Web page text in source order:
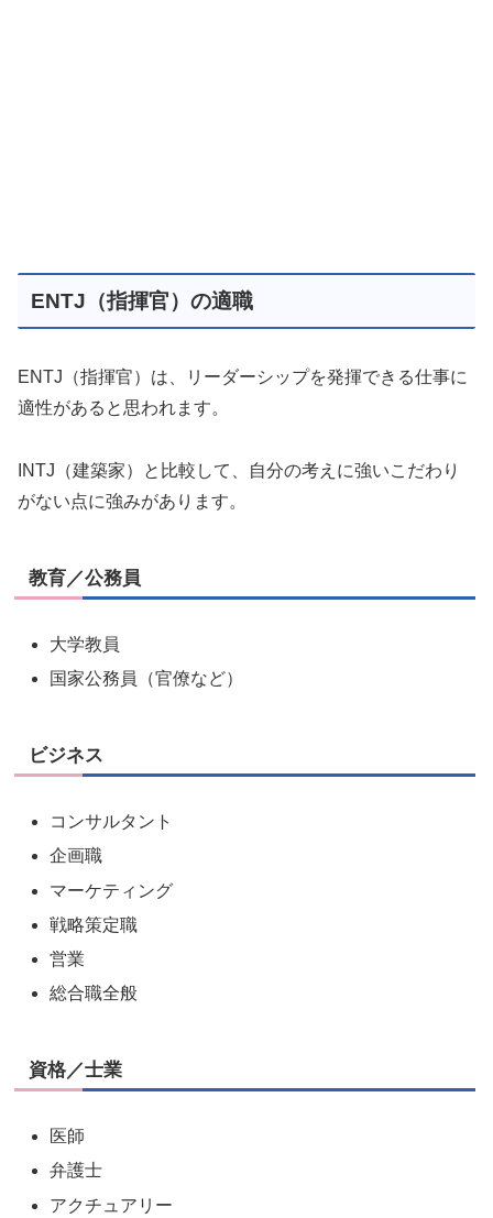
ENTJ（指揮官）の適職
ENTJ（指揮官）は、リーダーシップを発揮できる仕事に
適性があると思われます。
INTJ（建築家）と比較して、自分の考えに強いこだわり
がない点に強みがあります。
教育／公務員
大学教員
国家公務員（官僚など）
ビジネス
コンサルタント
企画職
マーケティング
戦略策定職
営業
総合職全般
資格／士業
医師
弁護士
アクチュアリー